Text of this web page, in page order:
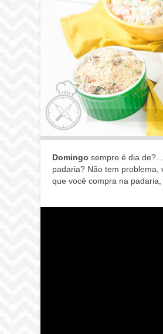
Domingo sempre é dia
padaria? Não tem problema,
que você compra na